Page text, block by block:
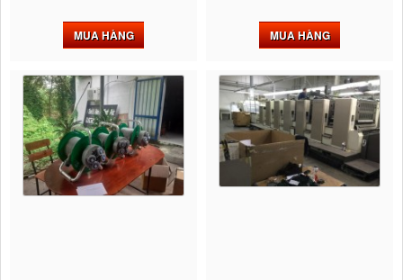
MUA HÀNG MUA HÀNG